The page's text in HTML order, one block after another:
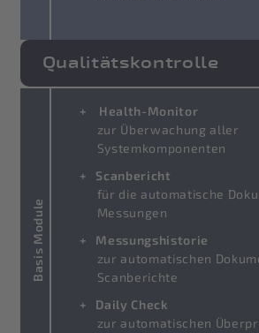
Qualitätskontrolle
Basis Module
Health-Monitor
zur Überwachung aller
Systemkomponenten
Scanbericht
für die automatische
Messungen
Messungshistorie
zur automatischen
Scanberichte
Daily Check
zur automatischen